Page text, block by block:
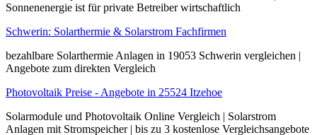
Sonnenenergie ist für private Betreiber wirtschaftlich
Schwerin: Solarthermie & Solarstrom Fachfirmen
bezahlbare Solarthermie Anlagen in 19053 Schwerin vergleichen |
Angebote zum direkten Vergleich
Photovoltaik Preise - Angebote in 25524 Itzehoe
Solarmodule und Photovoltaik Online Vergleich | Solarstrom
Anlagen mit Stromspeicher | bis zu 3 kostenlose Vergleichsangebote